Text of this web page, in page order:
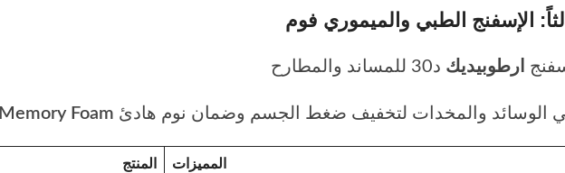
الإسفنج الطبي والميموري فوم
ارطوبيديك د30 للمساند والمطارح
Memory Foam الوسائد والمخدات لتخفيف ضغط الجسم وضمان نوم هادئ
المنتج المميزات